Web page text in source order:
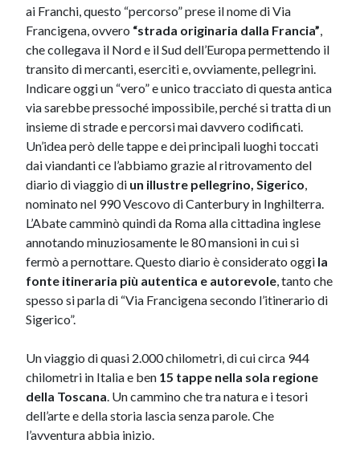
ai Franchi, questo “percorso” prese il nome di Via
Francigena, ovvero “strada originaria dalla Francia”,
che collegava il Nord e il Sud dell’Europa permettendo il
transito di mercanti, eserciti e, ovviamente, pellegrini.
Indicare oggi un “vero” e unico tracciato di questa antica
via sarebbe pressoché impossibile, perché si tratta di un
insieme di strade e percorsi mai davvero codificati.
Un’idea però delle tappe e dei principali luoghi toccati
dai viandanti ce l’abbiamo grazie al ritrovamento del
diario di viaggio di un illustre pellegrino, Sigerico,
nominato nel 990 Vescovo di Canterbury in Inghilterra.
L’Abate camminò quindi da Roma alla cittadina inglese
annotando minuziosamente le 80 mansioni in cui si
fermò a pernottare. Questo diario è considerato oggi la
fonte itineraria più autentica e autorevole, tanto che
spesso si parla di “Via Francigena secondo l’itinerario di
Sigerico”.
​Un viaggio di quasi 2.000 chilometri, di cui circa 944
chilometri in Italia e ben 15 tappe nella sola regione
della Toscana. Un cammino che tra natura e i tesori
dell’arte e della storia lascia senza parole. Che
l’avventura abbia inizio.